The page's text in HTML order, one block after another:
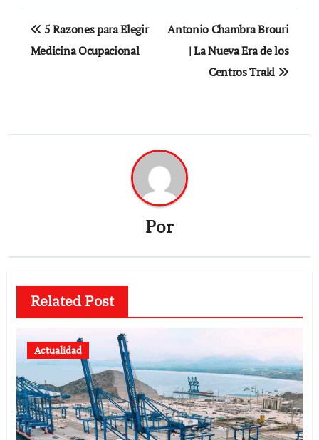
Navegación
de
5 Razones para Elegir
Medicina Ocupacional
Antonio Chambra Brouri
| La Nueva Era de los
Centros Trakl
Por
Related Post
Actualidad